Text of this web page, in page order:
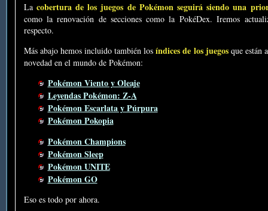
La cobertura de los juegos de Pokémon seguirá siendo una
como la renovación de secciones como la PokéDex. Iremos
respecto.
Más abajo hemos incluido también losíndices de los juegosque están
novedad en el mundo de Pokémon:
Pokémon Viento y Oleaje
Leyendas Pokémon: Z-A
Pokémon Escarlata y Púrpura
Pokémon Pokopia
Pokémon Champions
Pokémon Sleep
Pokémon UNITE
Pokémon GO
Eso es todo por ahora.